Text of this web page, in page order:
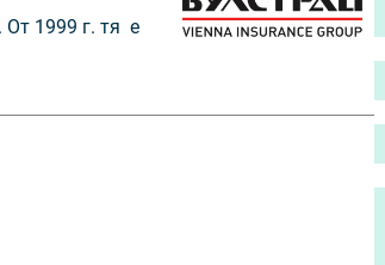
От 1999 г. тя е